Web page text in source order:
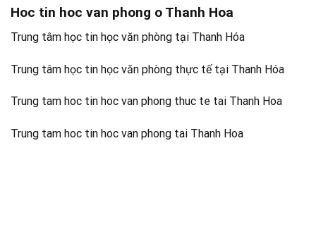
Hoc tin hoc van phong o Thanh Hoa
Trung tâm học tin học văn phòng tại Thanh Hóa
Trung tâm học tin học văn phòng thực tế tại Thanh Hóa
Trung tam hoc tin hoc van phong thuc te tai Thanh Hoa
Trung tam hoc tin hoc van phong tai Thanh Hoa